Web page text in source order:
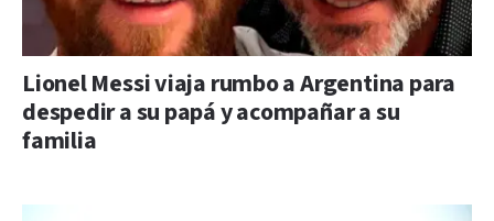
Lionel Messi viaja rumbo a Argentina para
despedir a su papá y acompañar a su
familia